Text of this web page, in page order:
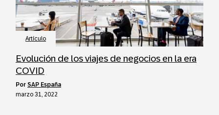
Artículo
Evolución de los viajes de negocios en la era
COVID
por SAP España
marzo 31, 2022